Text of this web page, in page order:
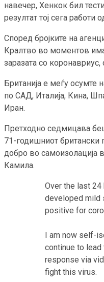
навечер, Хенкок бил
резултат тој сега работи
Според бројките на
Кралтво во моментов
заразата со
Британија е меѓу осумте
по САД, Италија, Кина,
Иран.
Претходно седмицава
71-годишниот британски
добро во самоизолација
Камила.
Over the last 24
developed mild
positive for
I am now self-
continue to lead
response via
fight this virus.